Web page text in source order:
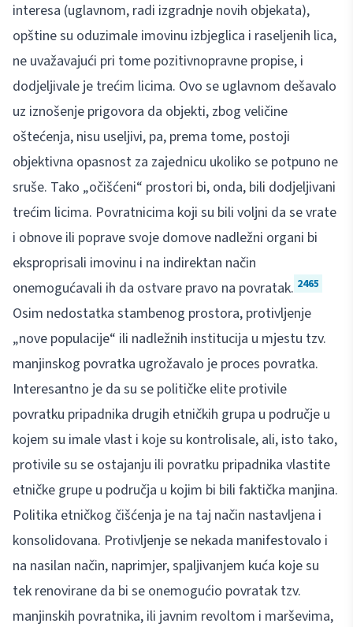
interesa (uglavnom, radi izgradnje novih objekata),
opštine su oduzimale imovinu izbjeglica i raseljenih lica,
ne uvažavajući pri tome pozitivnopravne propise, i
dodjeljivale je trećim licima. Ovo se uglavnom dešavalo
uz iznošenje prigovora da objekti, zbog veličine
oštećenja, nisu useljivi, pa, prema tome, postoji
objektivna opasnost za zajednicu ukoliko se potpuno ne
sruše. Tako „očišćeni“ prostori bi, onda, bili dodjeljivani
trećim licima. Povratnicima koji su bili voljni da se vrate
i obnove ili poprave svoje domove nadležni organi bi
eksproprisali imovinu i na indirektan način
onemogućavali ih da ostvare pravo na povratak. 2465
Osim nedostatka stambenog prostora, protivljenje
„nove populacije“ ili nadležnih institucija u mjestu tzv.
manjinskog povratka ugrožavalo je proces povratka.
Interesantno je da su se političke elite protivile
povratku pripadnika drugih etničkih grupa u područje u
kojem su imale vlast i koje su kontrolisale, ali, isto tako,
protivile su se ostajanju ili povratku pripadnika vlastite
etničke grupe u područja u kojim bi bili faktička manjina.
Politika etničkog čišćenja je na taj način nastavljena i
konsolidovana. Protivljenje se nekada manifestovalo i
na nasilan način, naprimjer, spaljivanjem kuća koje su
tek renovirane da bi se onemogućio povratak tzv.
manjinskih povratnika, ili javnim revoltom i marševima,